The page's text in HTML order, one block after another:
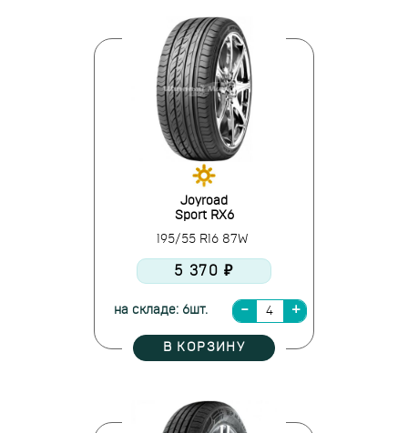
Joyroad
Sport RX6
195/55 R16 87W
5 370 ₽
на складе: 6шт.
В КОРЗИНУ